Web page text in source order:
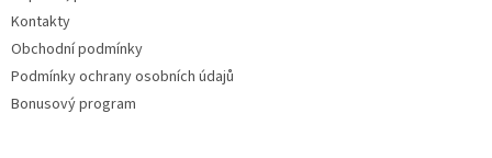
Kontakty
Obchodní podmínky
Podmínky ochrany osobních údajů
Bonusový program